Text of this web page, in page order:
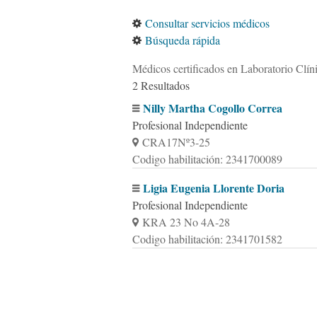
Consultar servicios médicos
Búsqueda rápida
Médicos certificados en Laboratorio
2 Resultados
Nilly Martha Cogollo Correa
Profesional Independiente
CRA17Nº3-25
Codigo habilitación: 2341700089
Ligia Eugenia Llorente Doria
Profesional Independiente
KRA 23 No 4A-28
Codigo habilitación: 2341701582